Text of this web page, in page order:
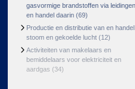
gasvormige brandstoffen via leidingen
en handel daarin (69)
Productie en distributie van en
stoom en gekoelde lucht (12)
Activiteiten van makelaars en
bemiddelaars voor elektriciteit en
aardgas (34)